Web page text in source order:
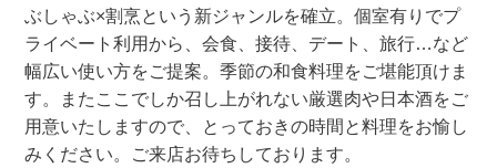
ぶしゃぶ×割烹という新ジャンルを確立。個室有りでプ
ライベート利用から、会食、接待、デート、旅行…など
幅広い使い方をご提案。季節の和食料理をご堪能頂けま
す。またここでしか召し上がれない厳選肉や日本酒をご
用意いたしますので、とっておきの時間と料理をお愉し
みください。ご来店お待ちしております。